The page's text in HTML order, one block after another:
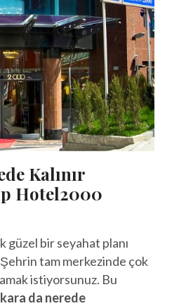
Kalınır
Hotel2000
güzel bir seyahat planı
tam merkezinde çok
istiyorsunuz. Bu
da nerede